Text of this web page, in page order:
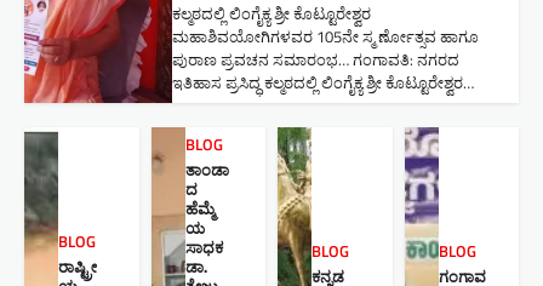
ಕಲ್ಮಠದಲ್ಲಿ ಲಿಂಗೈಕ್ಯ ಶ್ರೀ ಕೊಟ್ಟೂರೇಶ್ವರ
ಮಹಾಶಿವಯೋಗಿಗಳವರ 105ನೇ ಸ್ಮ ರ್ಣೋತ್ಸವ ಹಾಗೂ
ಪುರಾಣ ಪ್ರವಚನ ಸಮಾರಂಭ​… ಗಂಗಾವತಿ: ನಗರದ
ಇತಿಹಾಸ ಪ್ರಸಿದ್ಧ ಕಲ್ಮಠದಲ್ಲಿ ಲಿಂಗೈಕ್ಯ ಶ್ರೀ ಕೊಟ್ಟೂರೇಶ್ವರ…
BLOG
ರಾಷ್ಟ್ರೀ
BLOG
ತಾಂಡಾ
ದ
ಹೆಮ್ಮೆ
ಯ
ಸಾಧಕ
ಡಾ.
BLOG
ಕನ್ನಡ
BLOG
ಗಂಗಾವ